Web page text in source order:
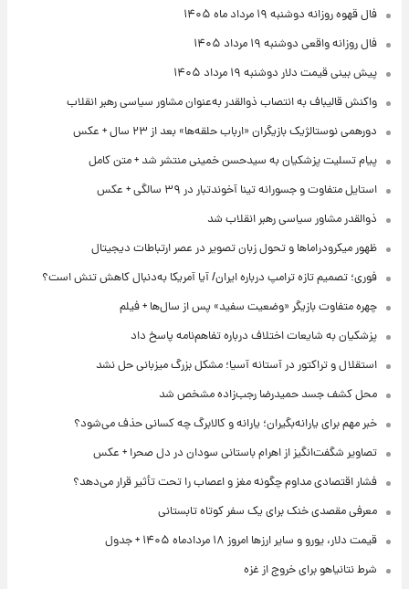
فال قهوه روزانه دوشنبه ۱۹ مرداد ماه ۱۴۰۵
فال روزانه واقعی دوشنبه ۱۹ مرداد ۱۴۰۵
پیش‌ بینی قیمت دلار دوشنبه ۱۹ مرداد ۱۴۰۵
واکنش قالیباف به انتصاب ذوالقدر به‌عنوان مشاور سیاسی رهبر انقلاب
دورهمی نوستالژیک بازیگران «ارباب حلقه‌ها» بعد از ۲۳ سال + عکس
پیام تسلیت پزشکیان به سیدحسن خمینی منتشر شد + متن کامل
استایل متفاوت و جسورانه تینا آخوندتبار در ۳۹ سالگی + عکس
ذوالقدر مشاور سیاسی رهبر انقلاب شد
ظهور میکرودراماها و تحول زبان تصویر در عصر ارتباطات دیجیتال
فوری؛ تصمیم تازه ترامپ درباره ایران/ آیا آمریکا به‌دنبال کاهش تنش است؟
چهره متفاوت بازیگر «وضعیت سفید» پس از سال‌ها + فیلم
پزشکیان به شایعات اختلاف درباره تفاهم‌نامه پاسخ داد
استقلال و تراکتور در آستانه آسیا؛ مشکل بزرگ میزبانی حل نشد
محل کشف جسد حمیدرضا رجب‌زاده مشخص شد
خبر مهم برای یارانه‌بگیران؛ یارانه و کالابرگ چه کسانی حذف می‌شود؟
تصاویر شگفت‌انگیز از اهرام باستانی سودان در دل صحرا + عکس
فشار اقتصادی مداوم چگونه مغز و اعصاب را تحت تأثیر قرار می‌دهد؟
معرفی مقصدی خنک برای یک سفر کوتاه تابستانی
قیمت دلار، یورو و سایر ارزها امروز ۱۸ مردادماه ۱۴۰۵ + جدول
شرط نتانیاهو برای خروج از غزه